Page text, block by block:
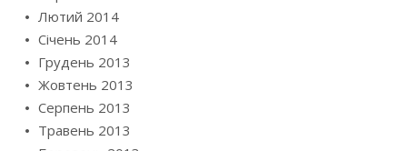
Лютий 2014
Січень 2014
Грудень 2013
Жовтень 2013
Серпень 2013
Травень 2013